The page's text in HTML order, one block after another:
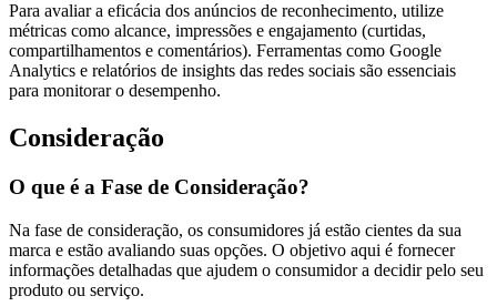
Para avaliar a eficácia dos anúncios de reconhecimento, utilize
métricas como alcance, impressões e engajamento (curtidas,
compartilhamentos e comentários). Ferramentas como Google
Analytics e relatórios de insights das redes sociais são essenciais
para monitorar o desempenho.
Consideração
O que é a Fase de Consideração?
Na fase de consideração, os consumidores já estão cientes da sua
marca e estão avaliando suas opções. O objetivo aqui é fornecer
informações detalhadas que ajudem o consumidor a decidir pelo seu
produto ou serviço.